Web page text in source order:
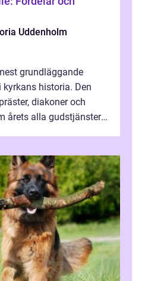
Uddenholm
grundläggande
historia. Den
diakoner och
årets alla gudstjänster,